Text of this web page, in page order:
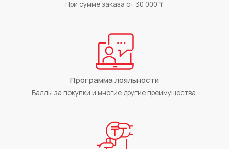
При сумме заказа от 30 000 ₸
Программа лояльности
Баллы за покупки и многие другие преимущества